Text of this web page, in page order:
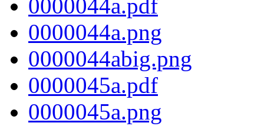
0000044a.pdf
0000044a.png
0000044abig.png
0000045a.pdf
0000045a.png